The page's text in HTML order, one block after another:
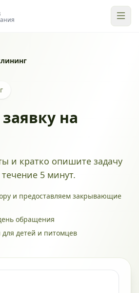
на
и кратко опишите задачу
5 минут.
и предоставляем закрывающие
обращения
детей и питомцев